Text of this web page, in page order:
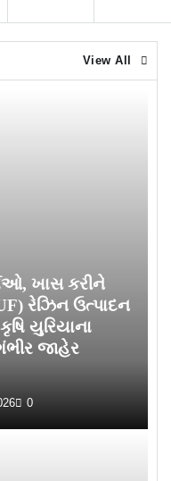
View All
ખાસ કરીને
રેઝિન ઉત્પાદન
યુરિયાના
જાહેર
0